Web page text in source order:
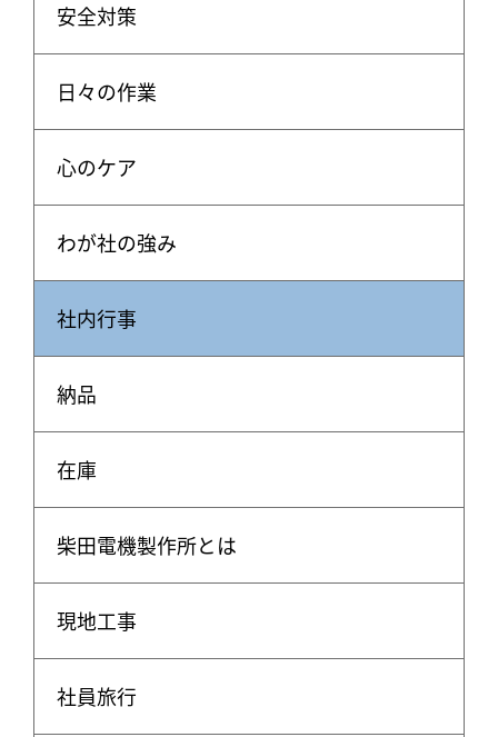
安全対策
日々の作業
心のケア
わが社の強み
社内行事
納品
在庫
柴田電機製作所とは
現地工事
社員旅行